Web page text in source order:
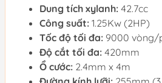
Dung tích xylanh: 42.7cc
Công suất: 1.25Kw (2HP)
Tốc độ tối đa: 9000 vòng/
Độ cắt tối đa: 420mm
Ổ cước: 2.4mm x 4m